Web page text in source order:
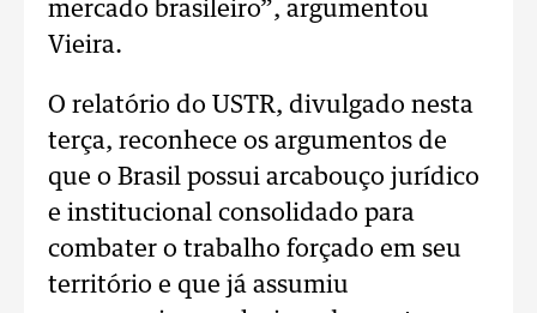
mercado brasileiro”, argumentou
Vieira.
O relatório do USTR, divulgado nesta
terça, reconhece os argumentos de
que o Brasil possui arcabouço jurídico
e institucional consolidado para
combater o trabalho forçado em seu
território e que já assumiu